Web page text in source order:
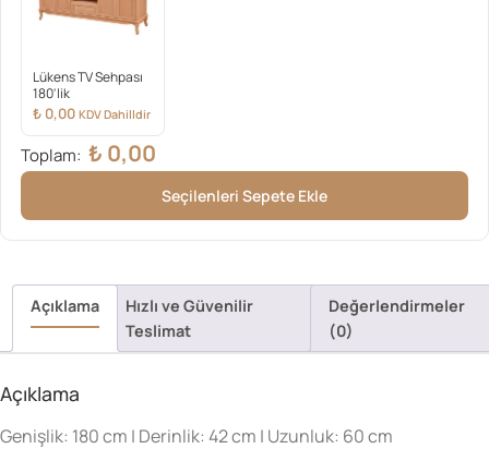
Lükens TV Sehpası
180'lik
₺ 0,00 KDV Dahilldir
Toplam: ₺ 0,00
Seçilenleri Sepete Ekle
Açıklama
Hızlı ve Güvenilir
Teslimat
Değerlendirmeler
(0)
Açıklama
Genişlik: 180 cm | Derinlik: 42 cm | Uzunluk: 60 cm